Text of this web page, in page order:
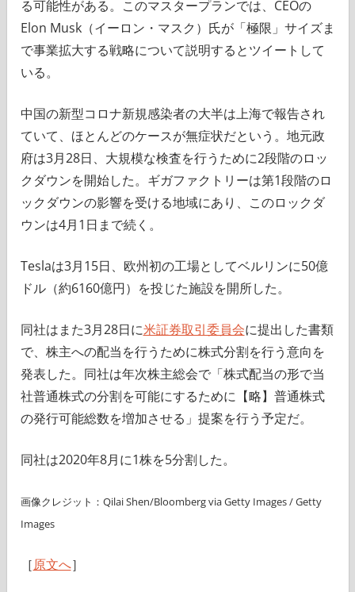
る可能性がある。このマスタープランでは、CEOの
Elon Musk（イーロン・マスク）氏が「極限」サイズま
で事業拡大する戦略について説明するとツイートして
いる。
中国の新型コロナ新規感染者の大半は上海で報告され
ていて、ほとんどのケースが無症状だという。地元政
府は3月28日、大規模な検査を行うために2段階のロッ
クダウンを開始した。ギガファクトリーは第1段階のロ
ックダウンの影響を受ける地域にあり、このロックダ
ウンは4月1日まで続く。
Teslaは3月15日、欧州初の工場としてベルリンに50億
ドル（約6160億円）を投じた施設を開所した。
同社はまた3月28日に米証券取引委員会に提出した書類
で、株主への配当を行うために株式分割を行う意向を
発表した。同社は年次株主総会で「株式配当の形で当
社普通株式の分割を可能にするために【略】普通株式
の発行可能総数を増加させる」提案を行う予定だ。
同社は2020年8月に1株を5分割した。
画像クレジット：Qilai Shen/Bloomberg via Getty Images / Getty
Images
［原文へ］